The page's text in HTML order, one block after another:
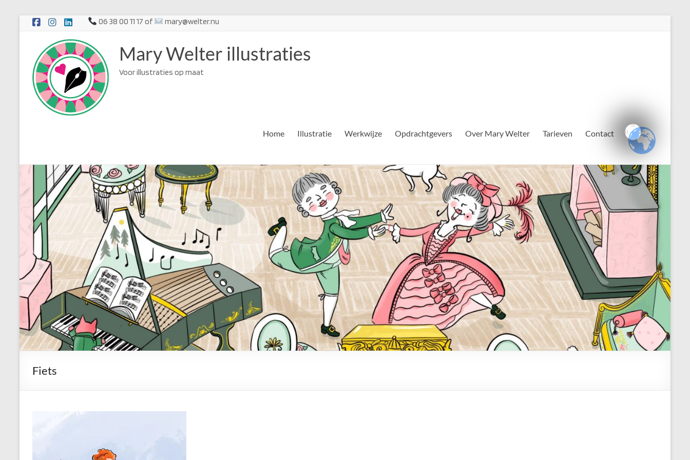
naar
inhoud
06 38 00 11 17 of mary@welter.nu
Mary Welter illustraties
Voor illustraties op maat
Home Illustratie Werkwijze Opdrachtgevers Over Mary Welter Tarieven Contact
Fiets